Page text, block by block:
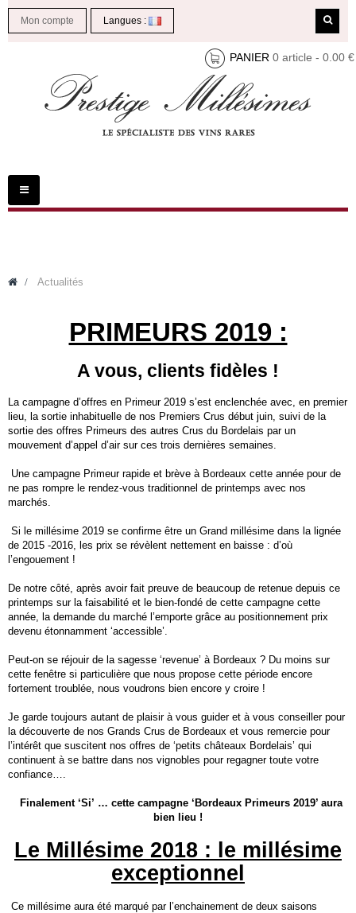
Mon compte Langues :
PANIER 0 article - 0.00 €
Toggle
navigation
> Actualités
PRIMEURS 2019 :
A vous, clients fidèles !
La campagne d’offres en Primeur 2019 s’est enclenchée avec, en premier
lieu, la sortie inhabituelle de nos Premiers Crus début juin, suivi de la
sortie des offres Primeurs des autres Crus du Bordelais par un
mouvement d’appel d’air sur ces trois dernières semaines.
Une campagne Primeur rapide et brève à Bordeaux cette année pour de
ne pas rompre le rendez-vous traditionnel de printemps avec nos
marchés.
Si le millésime 2019 se confirme être un Grand millésime dans la lignée
de 2015 -2016, les prix se révèlent nettement en baisse : d’où
l’engouement !
De notre côté, après avoir fait preuve de beaucoup de retenue depuis ce
printemps sur la faisabilité et le bien-fondé de cette campagne cette
année, la demande du marché l’emporte grâce au positionnement prix
devenu étonnamment ‘accessible’.
Peut-on se réjouir de la sagesse ‘revenue’ à Bordeaux ? Du moins sur
cette fenêtre si particulière que nous propose cette période encore
fortement troublée, nous voudrons bien encore y croire !
Je garde toujours autant de plaisir à vous guider et à vous conseiller pour
la découverte de nos Grands Crus de Bordeaux et vous remercie pour
l’intérêt que suscitent nos offres de ‘petits châteaux Bordelais’ qui
continuent à se battre dans nos vignobles pour regagner toute votre
confiance….
Finalement ‘Si’ … cette campagne ‘Bordeaux Primeurs 2019’ aura
bien lieu !
Le Millésime 2018 : le millésime
exceptionnel
Ce millésime aura été marqué par l’enchainement de deux saisons